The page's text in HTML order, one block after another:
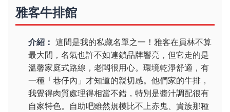
雅客牛排館
介紹： 這間是我的私藏名單之一！雅客在員林不算
最大間，名氣也許不如連鎖品牌響亮，但它走的是
溫馨家庭式路線，老闆很用心。環境乾淨舒適，有
一種「巷仔內」才知道的親切感。他們家的牛排，
我覺得肉質處理得相當不錯，特別是醬汁調配很有
自家特色。自助吧雖然規模比不上赤鬼、貴族那種